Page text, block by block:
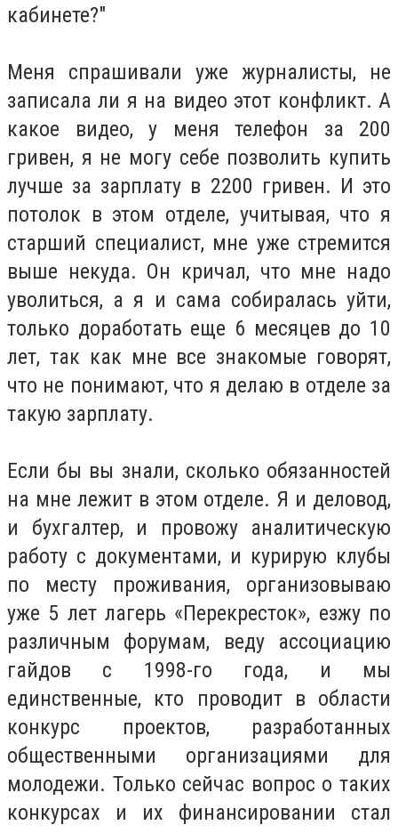
кабинете?"
Меня спрашивали уже журналисты, не
записала ли я на видео этот конфликт. А
какое видео, у меня телефон за 200
гривен, я не могу себе позволить купить
лучше за зарплату в 2200 гривен. И это
потолок в этом отделе, учитывая, что я
старший специалист, мне уже стремится
выше некуда. Он кричал, что мне надо
уволиться, а я и сама собиралась уйти,
только доработать еще 6 месяцев до 10
лет, так как мне все знакомые говорят,
что не понимают, что я делаю в отделе за
такую зарплату.
Если бы вы знали, сколько обязанностей
на мне лежит в этом отделе. Я и деловод,
и бухгалтер, и провожу аналитическую
работу с документами, и курирую клубы
по месту проживания, организовываю
уже 5 лет лагерь «Перекресток», езжу по
различным форумам, веду ассоциацию
гайдов с 1998-го года, и мы
единственные, кто проводит в области
конкурс проектов, разработанных
общественными организациями для
молодежи. Только сейчас вопрос о таких
конкурсах и их финансировании стал